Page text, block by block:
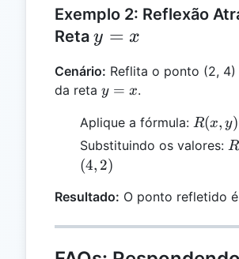
Exemplo 2: Reflexão
Reta y
x
y = x
Cenário: Reflita o ponto (2, 4)
da reta y
x
y = x.
Aplique a fórmula: R(x,
y)
x)
R(x, y)
Substituindo os valores: R
(4, 2)
Resultado: O ponto refletido